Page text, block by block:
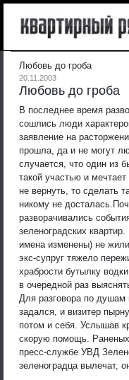
Любовь до гроба
20.11.2003
Любовь до гроба
В последнее время
сошлись люди
заявление на
прошла, да и не могут
случается, что один из
такой участью и
не вернуть, то сделать
никому не досталась.
разворачивались
зеленоградских
имена изменены) не
экс-супруг тяжело
храбрости бутылку
в очередной раз
Для разговора по душам
задался, и визитер
потом и себя. Услышав
скорую помощь.
пресс-службе УВД
зеленоградца вылечат,